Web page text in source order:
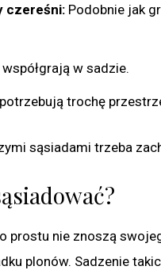
czereśni: Podobnie jak
w sadzie.
trochę
sąsiadami trzeba
prostu nie znoszą
plonów. Sadzenie